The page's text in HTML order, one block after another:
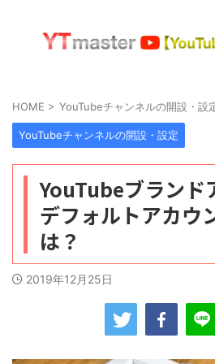
HOME > YouTubeチャンネルの開設・設
YouTubeチャンネルの開設・設定
YouTubeブランド
デフォルトアカウ
は？
2019年12月25日